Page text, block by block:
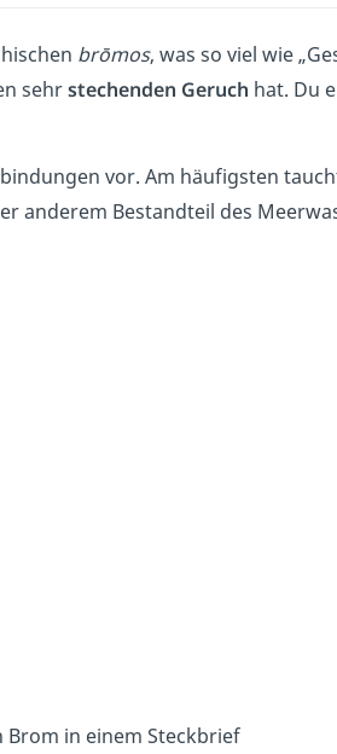
brōmos, was so viel wie
sehrstechenden Geruch hat. Du
vor. Am häufigsten
anderem Bestandteil des
Brom in einem Steckbrief